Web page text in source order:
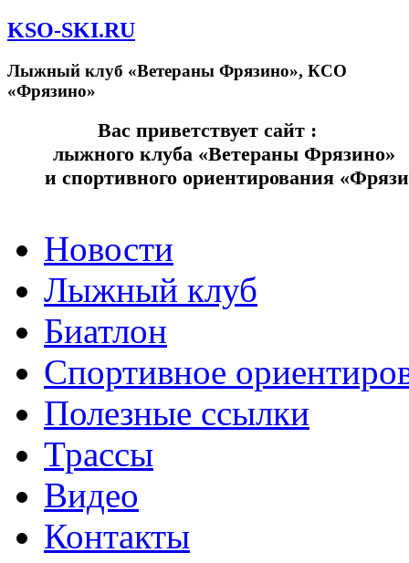
KSO-SKI.RU
Лыжный клуб «Ветераны Фрязино», КСО
«Фрязино»
Вас приветствует
лыжного клуба «Ветераны Фрязино»
и спортивного ориентирования
Новости
Лыжный клуб
Биатлон
Спортивное
Полезные ссылки
Трассы
Видео
Контакты